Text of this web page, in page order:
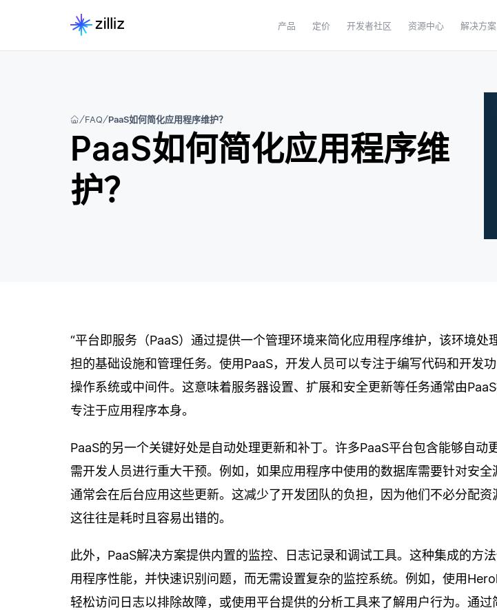
产品 定价 开发者社区 资源中心 解决方案
FAQ PaaS如何简化应用程序维护？
PaaS如何简化应用程序维
护？
“平台即服务（PaaS）通过提供一个管理环境来简化应用程序维护，该环境处
担的基础设施和管理任务。使用PaaS，开发人员可以专注于编写代码和开发
操作系统或中间件。这意味着服务器设置、扩展和安全更新等任务通常由
专注于应用程序本身。
PaaS的另一个关键好处是自动处理更新和补丁。许多PaaS平台包含能够自动
需开发人员进行重大干预。例如，如果应用程序中使用的数据库需要针对安全
通常会在后台应用这些更新。这减少了开发团队的负担，因为他们不必分配资
这往往是耗时且容易出错的。
此外，PaaS解决方案提供内置的监控、日志记录和调试工具。这种集成的方
用程序性能，并快速识别问题，而无需设置复杂的监控系统。例如，使用
轻松访问日志以排除故障，或使用平台提供的分析工具来了解用户行为。通